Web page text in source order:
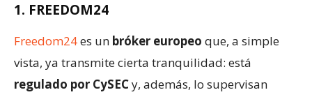
1. FREEDOM24
Freedom24es un bróker europeo que, a simple
vista, ya transmite cierta tranquilidad: está
regulado por CySECy, además, lo supervisan